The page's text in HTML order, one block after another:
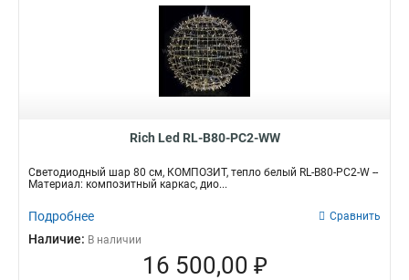
Rich Led RL-B80-PC2-WW
Светодиодный шар 80 см, КОМПОЗИТ, тепло белый RL-B80-PC2-W --
Материал: композитный каркас, дио...
Подробнее Сравнить
Наличие: В наличии
16 500,00 ₽